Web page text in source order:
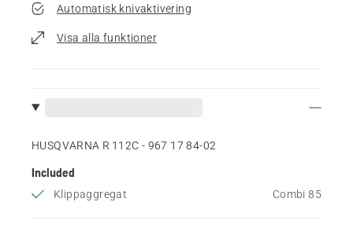
Automatisk knivaktivering
Visa alla funktioner
HUSQVARNA R 112C - 967 17 84‑02
Included
Klippaggregat Combi 85